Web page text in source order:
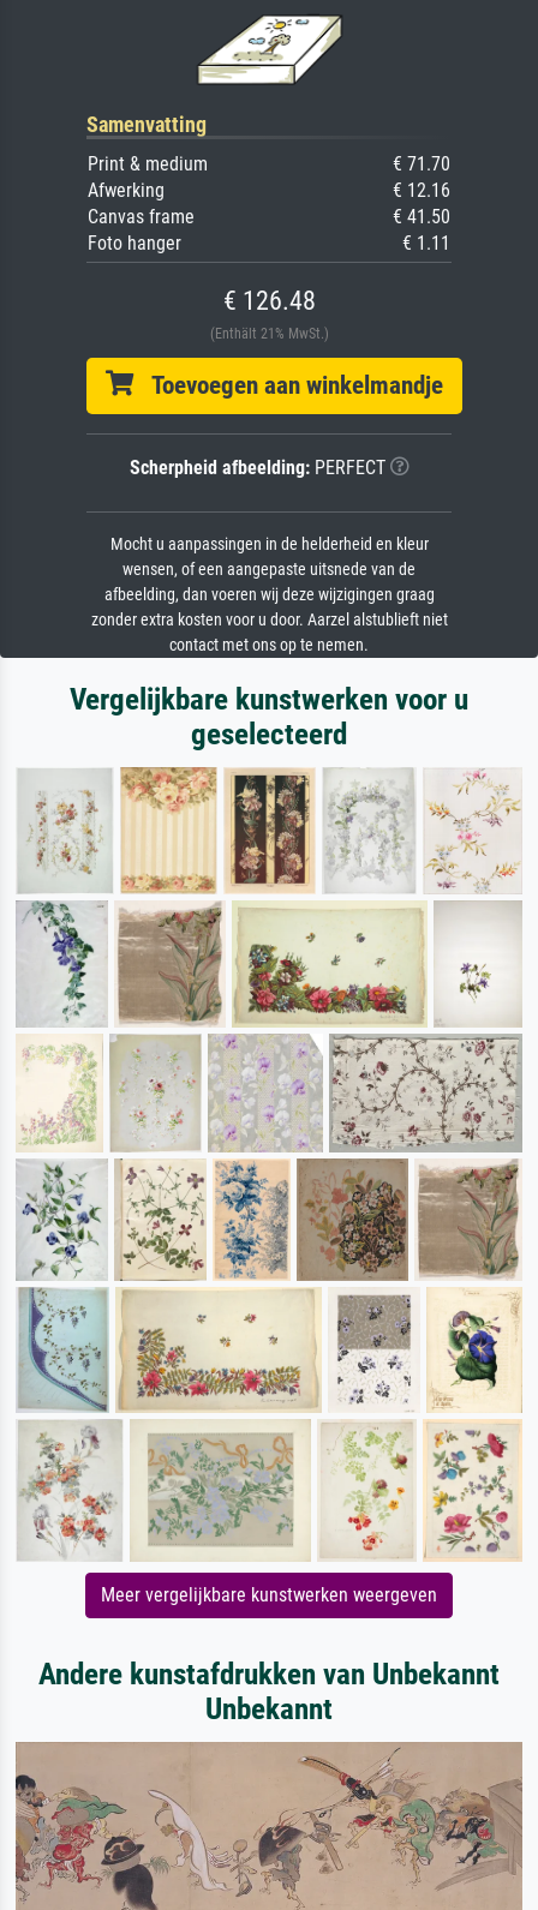
Samenvatting
Print & medium
€ 71.70
Afwerking
€ 12.16
Canvas frame
€ 41.50
Foto hanger
€ 1.11
€ 126.48
(Enthält 21% MwSt.)
Toevoegen aan winkelmandje
Scherpheid afbeelding:PERFECT
Mocht u aanpassingen in de helderheid en kleur
wensen, of een aangepaste uitsnede van de
afbeelding, dan voeren wij deze wijzigingen graag
zonder extra kosten voor u door. Aarzel alstublieft niet
contact met ons op te nemen.
Vergelijkbare kunstwerken voor u
geselecteerd
Meer vergelijkbare kunstwerken weergeven
Andere kunstafdrukken van Unbekannt
Unbekannt